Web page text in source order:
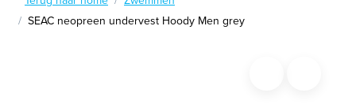
SEAC neopreen undervest Hoody Men grey